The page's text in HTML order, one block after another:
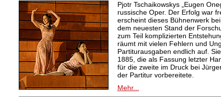
Pjotr Tschaikowskys „Eugen
russische Oper. Der Erfolg war
erscheint dieses Bühnenwerk
dem neuesten Stand der
zum Teil komplizierten
räumt mit vielen Fehlern und
Partiturausgaben endlich auf.
1885, die als Fassung letzter
für die zweite im Druck bei
der Partitur vorbereitete.
Mehr...